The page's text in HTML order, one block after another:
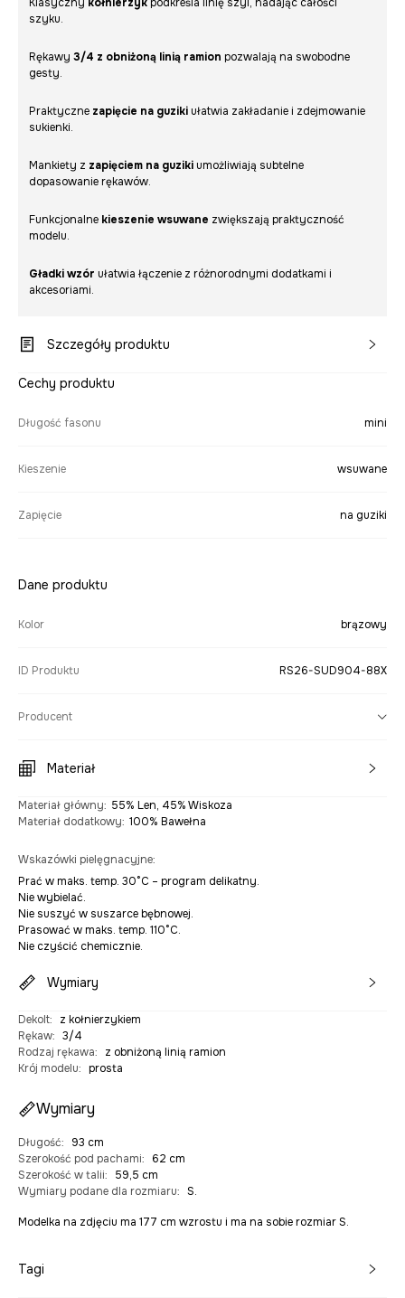
Klasyczny kołnierzyk podkreśla linię szyi, nadając całości
szyku.
Rękawy 3/4 z obniżoną linią ramion pozwalają na swobodne
gesty.
Praktyczne zapięcie na guziki ułatwia zakładanie i zdejmowanie
sukienki.
Mankiety z zapięciem na guziki umożliwiają subtelne
dopasowanie rękawów.
Funkcjonalne kieszenie wsuwane zwiększają praktyczność
modelu.
Gładki wzór ułatwia łączenie z różnorodnymi dodatkami i
akcesoriami.
Szczegóły produktu
Cechy produktu
Długość fasonu mini
Kieszenie wsuwane
Zapięcie na guziki
Dane produktu
Kolor brązowy
ID Produktu RS26-SUD904-88X
Producent
Materiał
Materiał główny: 55% Len, 45% Wiskoza
Materiał dodatkowy: 100% Bawełna
Wskazówki pielęgnacyjne:
Prać w maks. temp. 30°C – program delikatny.
Nie wybielać.
Nie suszyć w suszarce bębnowej.
Prasować w maks. temp. 110°C.
Nie czyścić chemicznie.
Wymiary
Dekolt:
z kołnierzykiem
Rękaw: 3/4
Rodzaj rękawa:
z obniżoną linią ramion
Krój modelu: prosta
Wymiary
Długość:
93 cm
Szerokość pod pachami:
62 cm
Szerokość w talii:
59,5 cm
Wymiary podane dla rozmiaru: S.
Modelka na zdjęciu ma 177 cm wzrostu i ma na sobie rozmiar S.
Tagi